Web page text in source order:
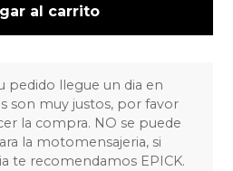
al carrito
pedido llegue un dia en
son muy justos, por favor
la compra. NO se puede
la motomensajeria, si
te recomendamos EPICK.